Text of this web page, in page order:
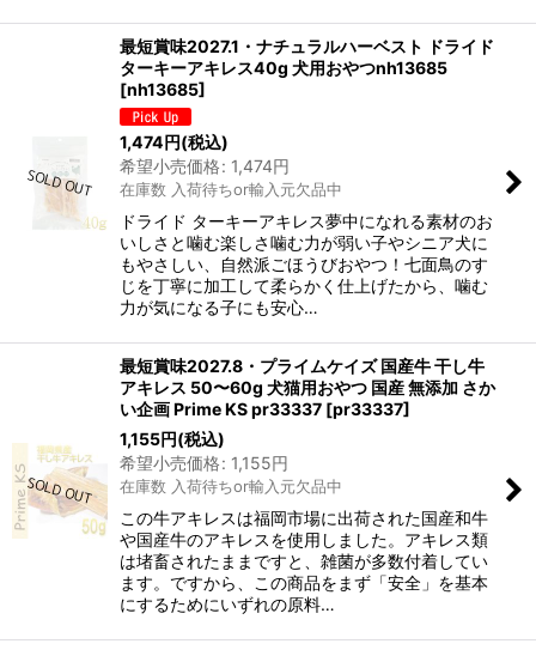
最短賞味2027.1・ナチュラルハーベスト ドライド
ターキーアキレス40g 犬用おやつnh13685
[nh13685]
1,474円(税込)
希望小売価格: 1,474円
在庫数 入荷待ちor輸入元欠品中
ドライド ターキーアキレス夢中になれる素材のお
いしさと噛む楽しさ噛む力が弱い子やシニア犬に
もやさしい、自然派ごほうびおやつ！七面鳥のす
じを丁寧に加工して柔らかく仕上げたから、噛む
力が気になる子にも安心…
最短賞味2027.8・プライムケイズ 国産牛 干し牛
アキレス 50〜60g 犬猫用おやつ 国産 無添加 さか
い企画 Prime KS pr33337 [pr33337]
1,155円(税込)
希望小売価格: 1,155円
在庫数 入荷待ちor輸入元欠品中
この牛アキレスは福岡市場に出荷された国産和牛
や国産牛のアキレスを使用しました。アキレス類
は堵畜されたままですと、雑菌が多数付着してい
ます。ですから、この商品をまず「安全」を基本
にするためにいずれの原料…